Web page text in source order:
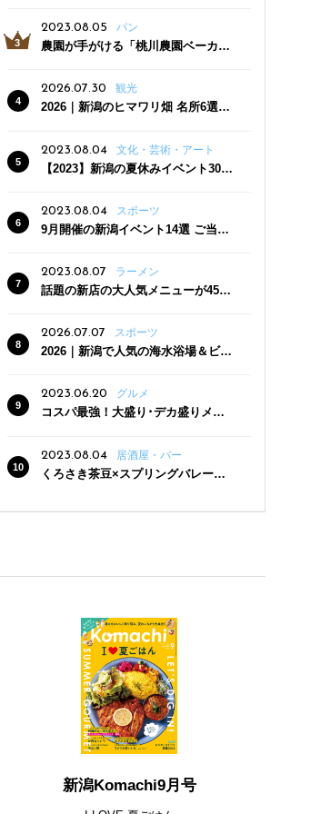
三条駅近くにオープン
2023.08.05 パン
農園が手がける「桃川農園ベーカリ
った焼きたてパンのほか、ジェラー
トやスムージーも
2026.07.30 観光
2026｜新潟のヒマワリ畑 名所6選
2023.08.04
文化・芸術・アート
【2023】新潟の夏休みイベント30
2023.08.04
スポーツ
9月開催の新潟イベント14選 ご当地
2023.08.07 ラーメン
話題の新店の大人気メニューが450
クーポン登場
2026.07.07 スポーツ
2026｜新潟で人気の海水浴場＆ビー
2023.06.20
グルメ
コスパ最強！大盛り･デカ盛りメニ
2023.08.04
居酒屋・バー
くろさき茶豆×スプリングバレー豊
新潟Komachi9月号